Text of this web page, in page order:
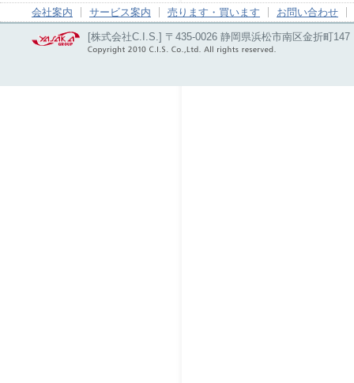
会社案内 サービス案内 売ります・買います お問い合わせ
[株式会社C.I.S.] 〒435-0026 静岡県浜松市南区金折町